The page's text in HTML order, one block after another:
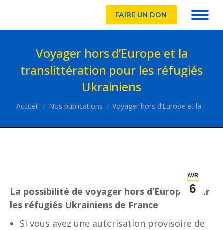
FAIRE UN DON
Voyager hors d’Europe et la
translittération pour les réfugiés
Ukrainiens
Vous êtes ici :
Accueil Nos publications Voyager hors d’Europe et la…
AVR
6
La possibilité de voyager hors d’Europe pour
les réfugiés Ukrainiens de France
Si vous avez une autorisation provisoire de